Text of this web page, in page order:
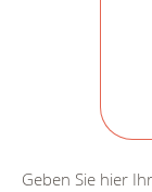
Geben Sie hier